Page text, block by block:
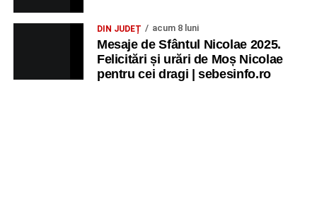
DIN JUDEȚ acum 8 luni
Mesaje de Sfântul Nicolae 2025.
Felicitări și urări de Moș Nicolae
pentru cei dragi | sebesinfo.ro